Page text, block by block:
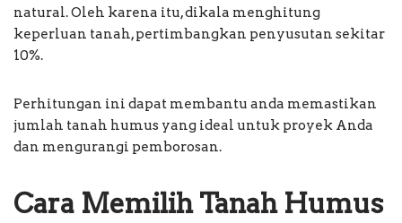
natural. Oleh karena itu, dikala menghitung
keperluan tanah, pertimbangkan penyusutan sekitar
10%.
Perhitungan ini dapat membantu anda memastikan
jumlah tanah humus yang ideal untuk proyek Anda
dan mengurangi pemborosan.
Cara Memilih Tanah Humus